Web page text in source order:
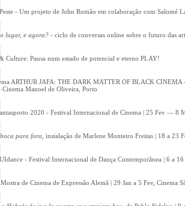
- Um projeto de John Romão em colaboração com Salomé
lugar, e agora? - ciclo de conversas online sobre o futuro das
Culture: Pausa num estado de potencial e eterno PLAY!
ARTHUR JAFA: THE DARK MATTER OF BLACK
Cinema Manoel de Oliveira, Porto
2020 - Festival Internacional de Cinema | 25 Fev — 8
para fora , instalação de Marlene Monteiro Freitas | 18 a
- Festival Internacional de Dança Contemporânea | 6 a
de Cinema de Expressão Alemã | 29 Jan a 5 Fev, Cinema